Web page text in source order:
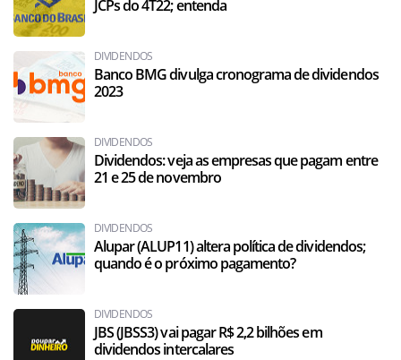
JCPs do 4T22; entenda
DIVIDENDOS
Banco BMG divulga cronograma de dividendos
2023
DIVIDENDOS
Dividendos: veja as empresas que pagam entre
21 e 25 de novembro
DIVIDENDOS
Alupar (ALUP11) altera política de dividendos;
quando é o próximo pagamento?
DIVIDENDOS
JBS (JBSS3) vai pagar R$ 2,2 bilhões em
dividendos intercalares